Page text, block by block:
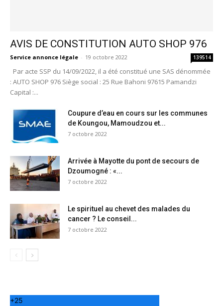
AVIS DE CONSTITUTION AUTO SHOP 976
Service annonce légale - 19 octobre 2022 139514
Par acte SSP du 14/09/2022, il a été constitué une SAS dénommée
: AUTO SHOP 976 Siège social : 25 Rue Bahoni 97615 Pamandzi
Capital :...
Coupure d’eau en cours sur les communes
de Koungou, Mamoudzou et...
7 octobre 2022
Arrivée à Mayotte du pont de secours de
Dzoumogné : «...
7 octobre 2022
Le spirituel au chevet des malades du
cancer ? Le conseil...
7 octobre 2022
+25